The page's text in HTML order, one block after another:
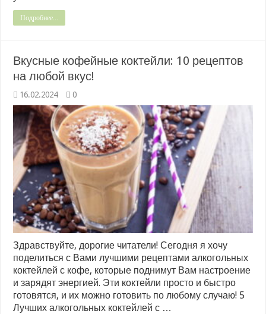
Подробнее...
Вкусные кофейные коктейли: 10 рецептов
на любой вкус!
16.02.2024 0
Здравствуйте, дорогие читатели! Сегодня я хочу
поделиться с Вами лучшими рецептами алкогольных
коктейлей с кофе, которые поднимут Вам настроение
и зарядят энергией. Эти коктейли просто и быстро
готовятся, и их можно готовить по любому случаю! 5
Лучших алкогольных коктейлей с …